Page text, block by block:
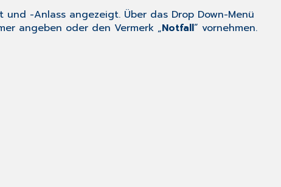
-Anlass angezeigt. Über das Drop Down-Menü
angeben oder den Vermerk „Notfall“ vornehmen.